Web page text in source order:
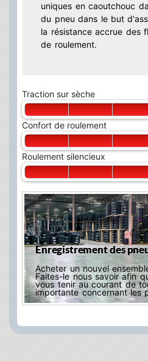
uniques en caoutchouc
du pneu dans le but
la résistance accrue des
de roulement.
Traction sur sèche
Confort de roulement
Roulement silencieux
Enregistrement des
Acheter un nouvel
Faites-le nous savoir afin
vous tenir au courant de
importante concernant les